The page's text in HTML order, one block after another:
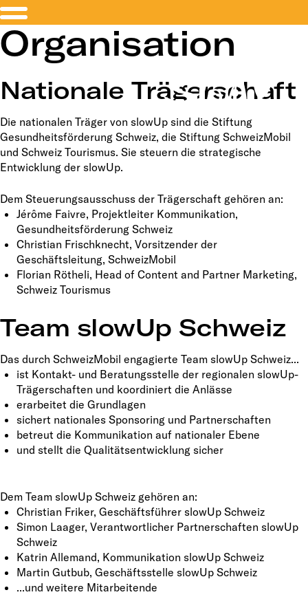
Organisation
Nationale Trägerschaft
Die nationalen Träger von slowUp sind die Stiftung
Gesundheitsförderung Schweiz, die Stiftung SchweizMobil
und Schweiz Tourismus. Sie steuern die strategische
Entwicklung der slowUp.
Dem Steuerungsausschuss der Trägerschaft gehören an:
Jérôme Faivre, Projektleiter Kommunikation,
Gesundheitsförderung Schweiz
Christian Frischknecht, Vorsitzender der
Geschäftsleitung, SchweizMobil
Florian Rötheli, Head of Content and Partner Marketing,
Schweiz Tourismus
Team slowUp Schweiz
Das durch SchweizMobil engagierte Team slowUp Schweiz...
ist Kontakt- und Beratungsstelle der regionalen slowUp-
Trägerschaften und koordiniert die Anlässe
erarbeitet die Grundlagen
sichert nationales Sponsoring und Partnerschaften
betreut die Kommunikation auf nationaler Ebene
und stellt die Qualitätsentwicklung sicher
Dem Team slowUp Schweiz gehören an:
Christian Friker, Geschäftsführer slowUp Schweiz
Simon Laager, Verantwortlicher Partnerschaften slowUp
Schweiz
Katrin Allemand, Kommunikation slowUp Schweiz
Martin Gutbub, Geschäftsstelle slowUp Schweiz
...und weitere Mitarbeitende